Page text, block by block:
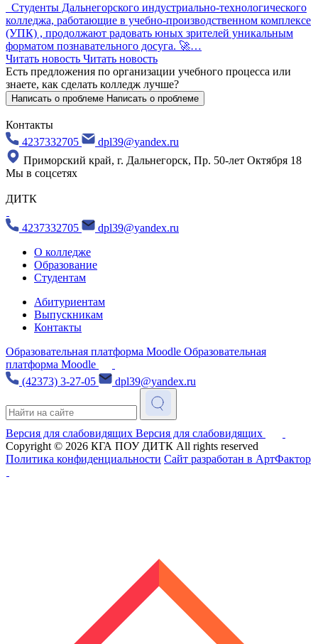
Студенты Дальнегорского индустриально-технологического
колледжа, работающие в учебно-производственном комплексе
(УПК) , продолжают радовать юных зрителей уникальным
форматом познавательного досуга. 🚀…
Читать новость Читать новость
Есть предложения по организации учебного процесса или
знаете, как сделать колледж лучше?
Написать о проблеме Написать о проблеме
Контакты
4237332705
dpl39@yandex.ru
Приморский край, г. Дальнегорск, Пр. 50-лет Октября 18
Мы в соцсетях
ДИТК
4237332705
dpl39@yandex.ru
О колледже
Образование
Студентам
Абитуриентам
Выпускникам
Контакты
Образовательная платформа Moodle Образовательная
платформа Moodle
(42373) 3-27-05
dpl39@yandex.ru
Версия для слабовидящих Версия для слабовидящих
Copyright © 2026 КГА ПОУ ДИТК All rights reserved
Политика конфиденциальности Сайт разработан в АртФактор